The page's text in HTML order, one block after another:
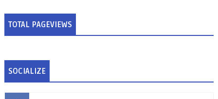
TOTAL PAGEVIEWS
SOCIALIZE